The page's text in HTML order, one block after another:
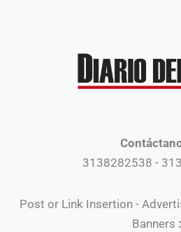
3138282538 -
Post or Link Insertion -
Banners :